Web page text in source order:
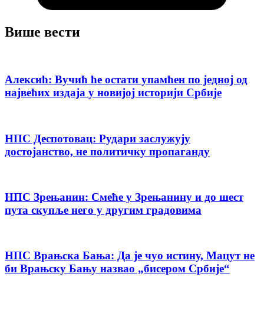
Више вести
Алексић: Вучић ће остати упамћен по једној од
највећих издаја у новијој историји Србије
НПС Деспотовац: Рудари заслужују
достојанство, не политичку пропаганду
НПС Зрењанин: Смеће у Зрењанину и до шест
пута скупље него у другим градовима
НПС Врањска Бања: Да је чуо истину, Мацут не
би Врањску Бању назвао „бисером Србије“